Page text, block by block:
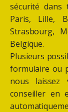
sécurité dans
Paris, Lille,
Strasbourg,
Belgique.
Plusieurs
formulaire ou
nous
conseiller en